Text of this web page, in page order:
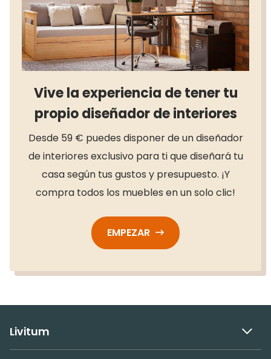
Vive la experiencia de tener tu
propio diseñador de interiores
Desde 59 € puedes disponer de un diseñador
de interiores exclusivo para ti que diseñará tu
casa según tus gustos y presupuesto. ¡Y
compra todos los muebles en un solo clic!
EMPEZAR
Livitum